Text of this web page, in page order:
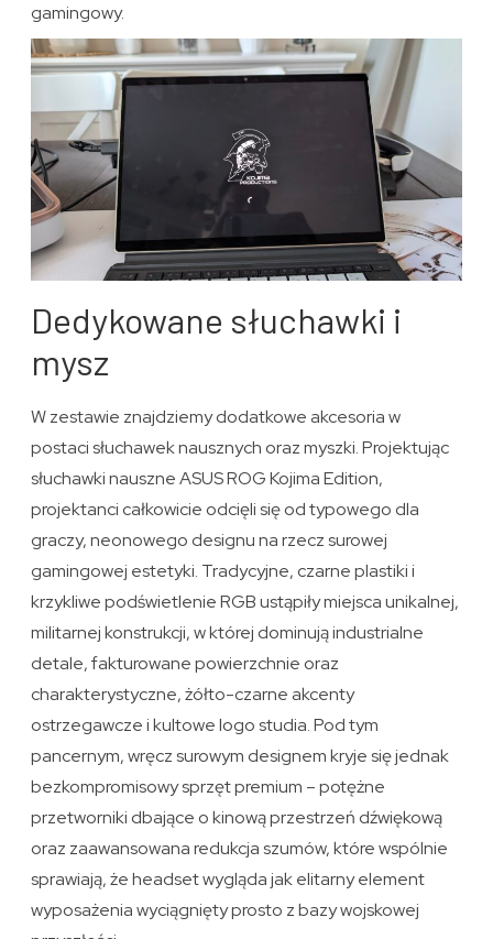
gamingowy.
Dedykowane słuchawki i
mysz
W zestawie znajdziemy dodatkowe akcesoria w
postaci słuchawek nausznych oraz myszki. Projektując
słuchawki nauszne ASUS ROG Kojima Edition,
projektanci całkowicie odcięli się od typowego dla
graczy, neonowego designu na rzecz surowej
gamingowej estetyki. Tradycyjne, czarne plastiki i
krzykliwe podświetlenie RGB ustąpiły miejsca unikalnej,
militarnej konstrukcji, w której dominują industrialne
detale, fakturowane powierzchnie oraz
charakterystyczne, żółto-czarne akcenty
ostrzegawcze i kultowe logo studia. Pod tym
pancernym, wręcz surowym designem kryje się jednak
bezkompromisowy sprzęt premium – potężne
przetworniki dbające o kinową przestrzeń dźwiękową
oraz zaawansowana redukcja szumów, które wspólnie
sprawiają, że headset wygląda jak elitarny element
wyposażenia wyciągnięty prosto z bazy wojskowej